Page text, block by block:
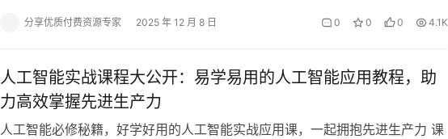
分享优质付费资源专家 2025 年 12 月 8 日 0 0 0 4.1K
人工智能实战课程大公开：易学易用的人工智能应用教程，助
力高效掌握先进生产力
人工智能必修秘籍，好学好用的人工智能实战应用课，一起拥抱先进生产力 课